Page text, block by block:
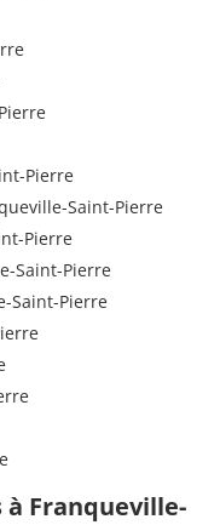
Pierre
Saint-Pierre
Pierre
Saint-Pierre
Saint-Pierre
Franqueville-